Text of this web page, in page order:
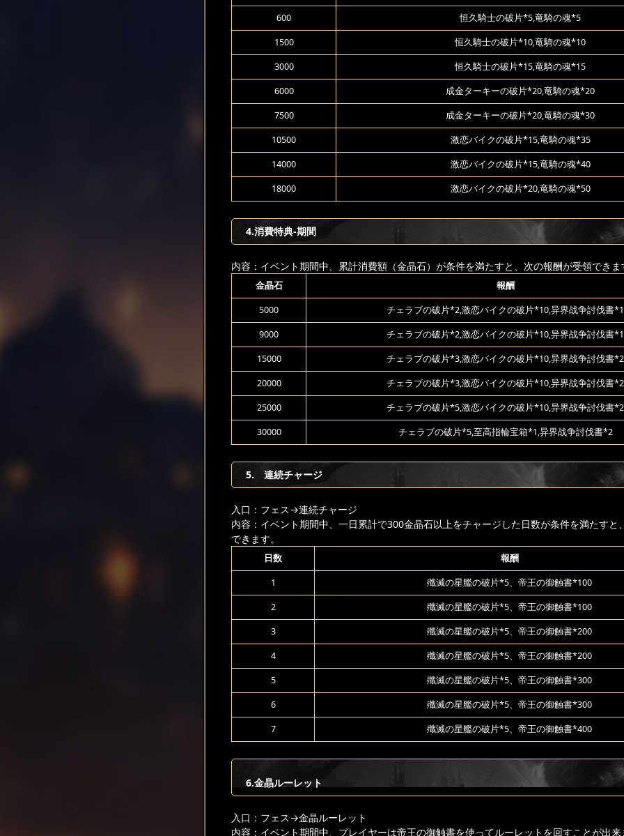
600 恒久騎士の破片*5,竜騎の魂*5
1500 恒久騎士の破片*10,竜騎の魂*10
3000 恒久騎士の破片*15,竜騎の魂*15
6000 成金ターキーの破片*20,竜騎の魂*20
7500 成金ターキーの破片*20,竜騎の魂*30
10500 激恋バイクの破片*15,竜騎の魂*35
14000 激恋バイクの破片*15,竜騎の魂*40
18000 激恋バイクの破片*20,竜騎の魂*50
4.消費特典-期間
内容：イベント期間中、累計消費額（金晶石）が条件を満たすと、次の報酬が受領できま
金晶石 報酬
5000 チェラブの破片*2,激恋バイクの破片*10,异界战争討伐書*1
9000 チェラブの破片*2,激恋バイクの破片*10,异界战争討伐書*1
15000 チェラブの破片*3,激恋バイクの破片*10,异界战争討伐書*2
20000 チェラブの破片*3,激恋バイクの破片*10,异界战争討伐書*2
25000 チェラブの破片*5,激恋バイクの破片*10,异界战争討伐書*2
30000 チェラブの破片*5,至高指輪宝箱*1,异界战争討伐書*2
5. 連続チャージ
入口：フェス→連続チャージ
内容：イベント期間中、一日累計で300金晶石以上をチャージした日数が条件を満たすと
できます。
日数 報酬
1 殲滅の星艦の破片*5、帝王の御触書*100
2 殲滅の星艦の破片*5、帝王の御触書*100
3 殲滅の星艦の破片*5、帝王の御触書*200
4 殲滅の星艦の破片*5、帝王の御触書*200
5 殲滅の星艦の破片*5、帝王の御触書*300
6 殲滅の星艦の破片*5、帝王の御触書*300
7 殲滅の星艦の破片*5、帝王の御触書*400
6.金晶ルーレット
入口：フェス→金晶ルーレット
内容：イベント期間中、プレイヤーは帝王の御触書を使ってルーレットを回すことが出